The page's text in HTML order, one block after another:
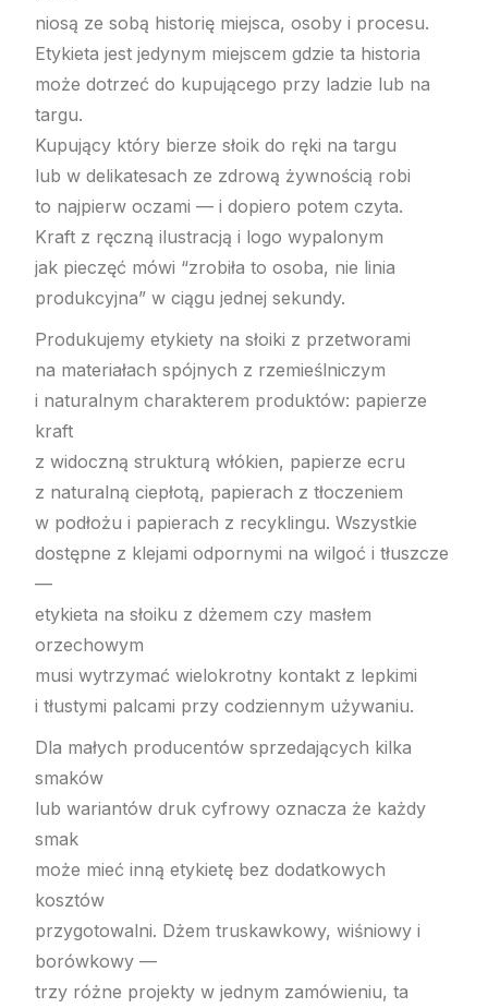
niosą ze sobą historię miejsca, osoby i procesu.
Etykieta jest jedynym miejscem gdzie ta historia
może dotrzeć do kupującego przy ladzie lub na
targu.
Kupujący który bierze słoik do ręki na targu
lub w delikatesach ze zdrową żywnością robi
to najpierw oczami — i dopiero potem czyta.
Kraft z ręczną ilustracją i logo wypalonym
jak pieczęć mówi “zrobiła to osoba, nie linia
produkcyjna” w ciągu jednej sekundy.
Produkujemy etykiety na słoiki z przetworami
na materiałach spójnych z rzemieślniczym
i naturalnym charakterem produktów: papierze
kraft
z widoczną strukturą włókien, papierze ecru
z naturalną ciepłotą, papierach z tłoczeniem
w podłożu i papierach z recyklingu. Wszystkie
dostępne z klejami odpornymi na wilgoć i tłuszcze
—
etykieta na słoiku z dżemem czy masłem
orzechowym
musi wytrzymać wielokrotny kontakt z lepkimi
i tłustymi palcami przy codziennym używaniu.
Dla małych producentów sprzedających kilka
smaków
lub wariantów druk cyfrowy oznacza że każdy
smak
może mieć inną etykietę bez dodatkowych
kosztów
przygotowalni. Dżem truskawkowy, wiśniowy i
borówkowy —
trzy różne projekty w jednym zamówieniu, ta